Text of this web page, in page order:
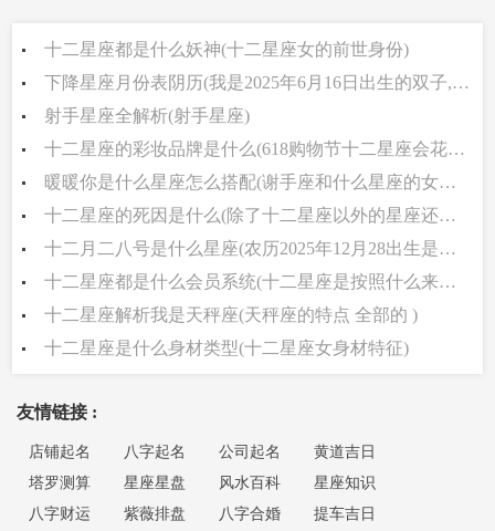
十二星座都是什么妖神(十二星座女的前世身份)
下降星座月份表阴历(我是2025年6月16日出生的双子,想知上升和下降星座)
射手星座全解析(射手星座)
十二星座的彩妆品牌是什么(618购物节十二星座会花最多的钱买什么)
暖暖你是什么星座怎么搭配(谢手座和什么星座的女人最好啊)
十二星座的死因是什么(除了十二星座以外的星座还有哪些 )
十二月二八号是什么星座(农历2025年12月28出生是什么星座)
十二星座都是什么会员系统(十二星座是按照什么来算的 )
十二星座解析我是天秤座(天秤座的特点 全部的 )
十二星座是什么身材类型(十二星座女身材特征)
友情链接 :
店铺起名 八字起名 公司起名
黄道吉日
塔罗测算
星座星盘 风水百科
星座知识
八字财运
紫薇排盘 八字合婚 提车吉日